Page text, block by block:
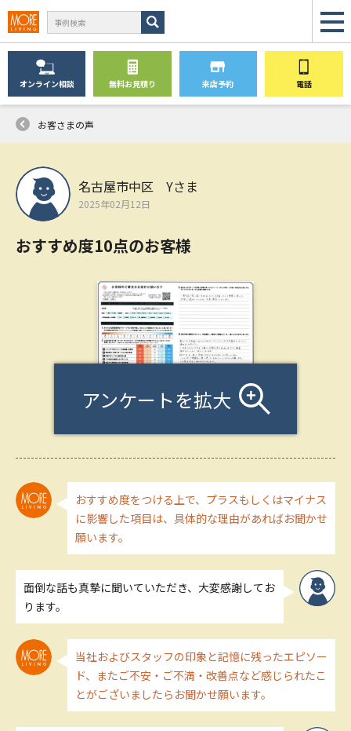
オンライン相談 無料お見積り 来店予約 電話
お客さまの声
名古屋市中区 Yさま
2025年02月12日
おすすめ度10点のお客様
アンケートを拡大
おすすめ度をつける上で、プラスもしくはマイナス
に影響した項目は、具体的な理由があればお聞かせ
願います。
面倒な話も真摯に聞いていただき、大変感謝してお
ります。
当社およびスタッフの印象と記憶に残ったエピソー
ド、またご不安・ご不満・改善点など感じられたこ
とがございましたらお聞かせ願います。